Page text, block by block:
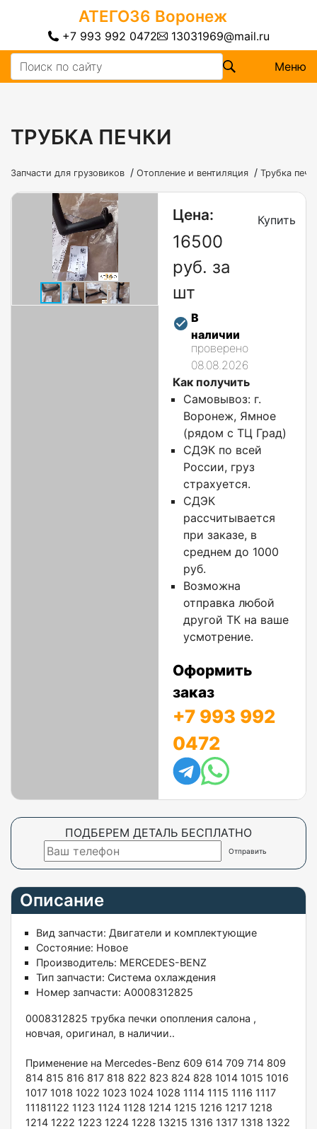
АТЕГО36 Воронеж
+7 993 992 0472 13031969@mail.ru
Меню
ТРУБКА ПЕЧКИ
Запчасти для грузовиков / Отопление и вентиляция / Трубка
Цена:
16500
руб. за
шт
В
наличии
проверено
08.08.2026
Купить
Как получить
Самовывоз: г.
Воронеж, Ямное
(рядом с ТЦ Град)
СДЭК по всей
России, груз
страхуется.
СДЭК
рассчитывается
при заказе, в
среднем до 1000
руб.
Возможна
отправка любой
другой ТК на ваше
усмотрение.
Оформить
заказ
+7 993 992
0472
ПОДБЕРЕМ ДЕТАЛЬ БЕСПЛАТНО
Описание
Вид запчасти: Двигатели и комплектующие
Состояние: Новое
Производитель: MERCEDES-BENZ
Тип запчасти: Система охлаждения
Номер запчасти: A0008312825
0008312825 тpубкa пeчки опопления cалона ,
новчая, oригинaл, в наличии..
Применение нa Меrсedes-Benz 609 614 709 714 809
814 815 816 817 818 822 823 824 828 1014 1015 1016
1017 1018 1022 1023 1024 1028 1114 1115 1116 1117
11181122 1123 1124 1128 1214 1215 1216 1217 1218
1214 1222 1223 1224 1228 13215 1316 1317 1318 1322